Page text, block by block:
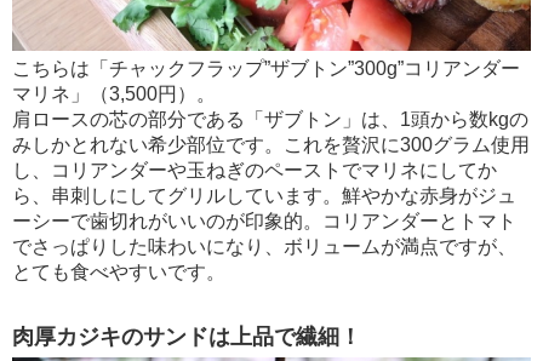
こちらは「チャックフラップ”ザブトン”300g”コリアンダー
マリネ」（3,500円）。
肩ロースの芯の部分である「ザブトン」は、1頭から数kgの
みしかとれない希少部位です。これを贅沢に300グラム使用
し、コリアンダーや玉ねぎのペーストでマリネにしてか
ら、串刺しにしてグリルしています。鮮やかな赤身がジュ
ーシーで歯切れがいいのが印象的。コリアンダーとトマト
でさっぱりした味わいになり、ボリュームが満点ですが、
とても食べやすいです。
肉厚カジキのサンドは上品で繊細！